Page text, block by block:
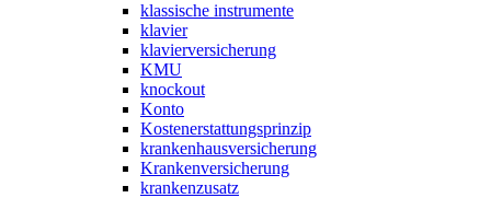
klassische instrumente
klavier
klavierversicherung
KMU
knockout
Konto
Kostenerstattungsprinzip
krankenhausversicherung
Krankenversicherung
krankenzusatz